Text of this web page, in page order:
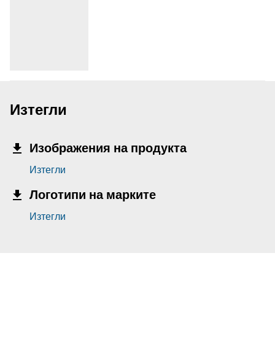
Изтегли
Изображения на продукта
Изтегли
Логотипи на марките
Изтегли